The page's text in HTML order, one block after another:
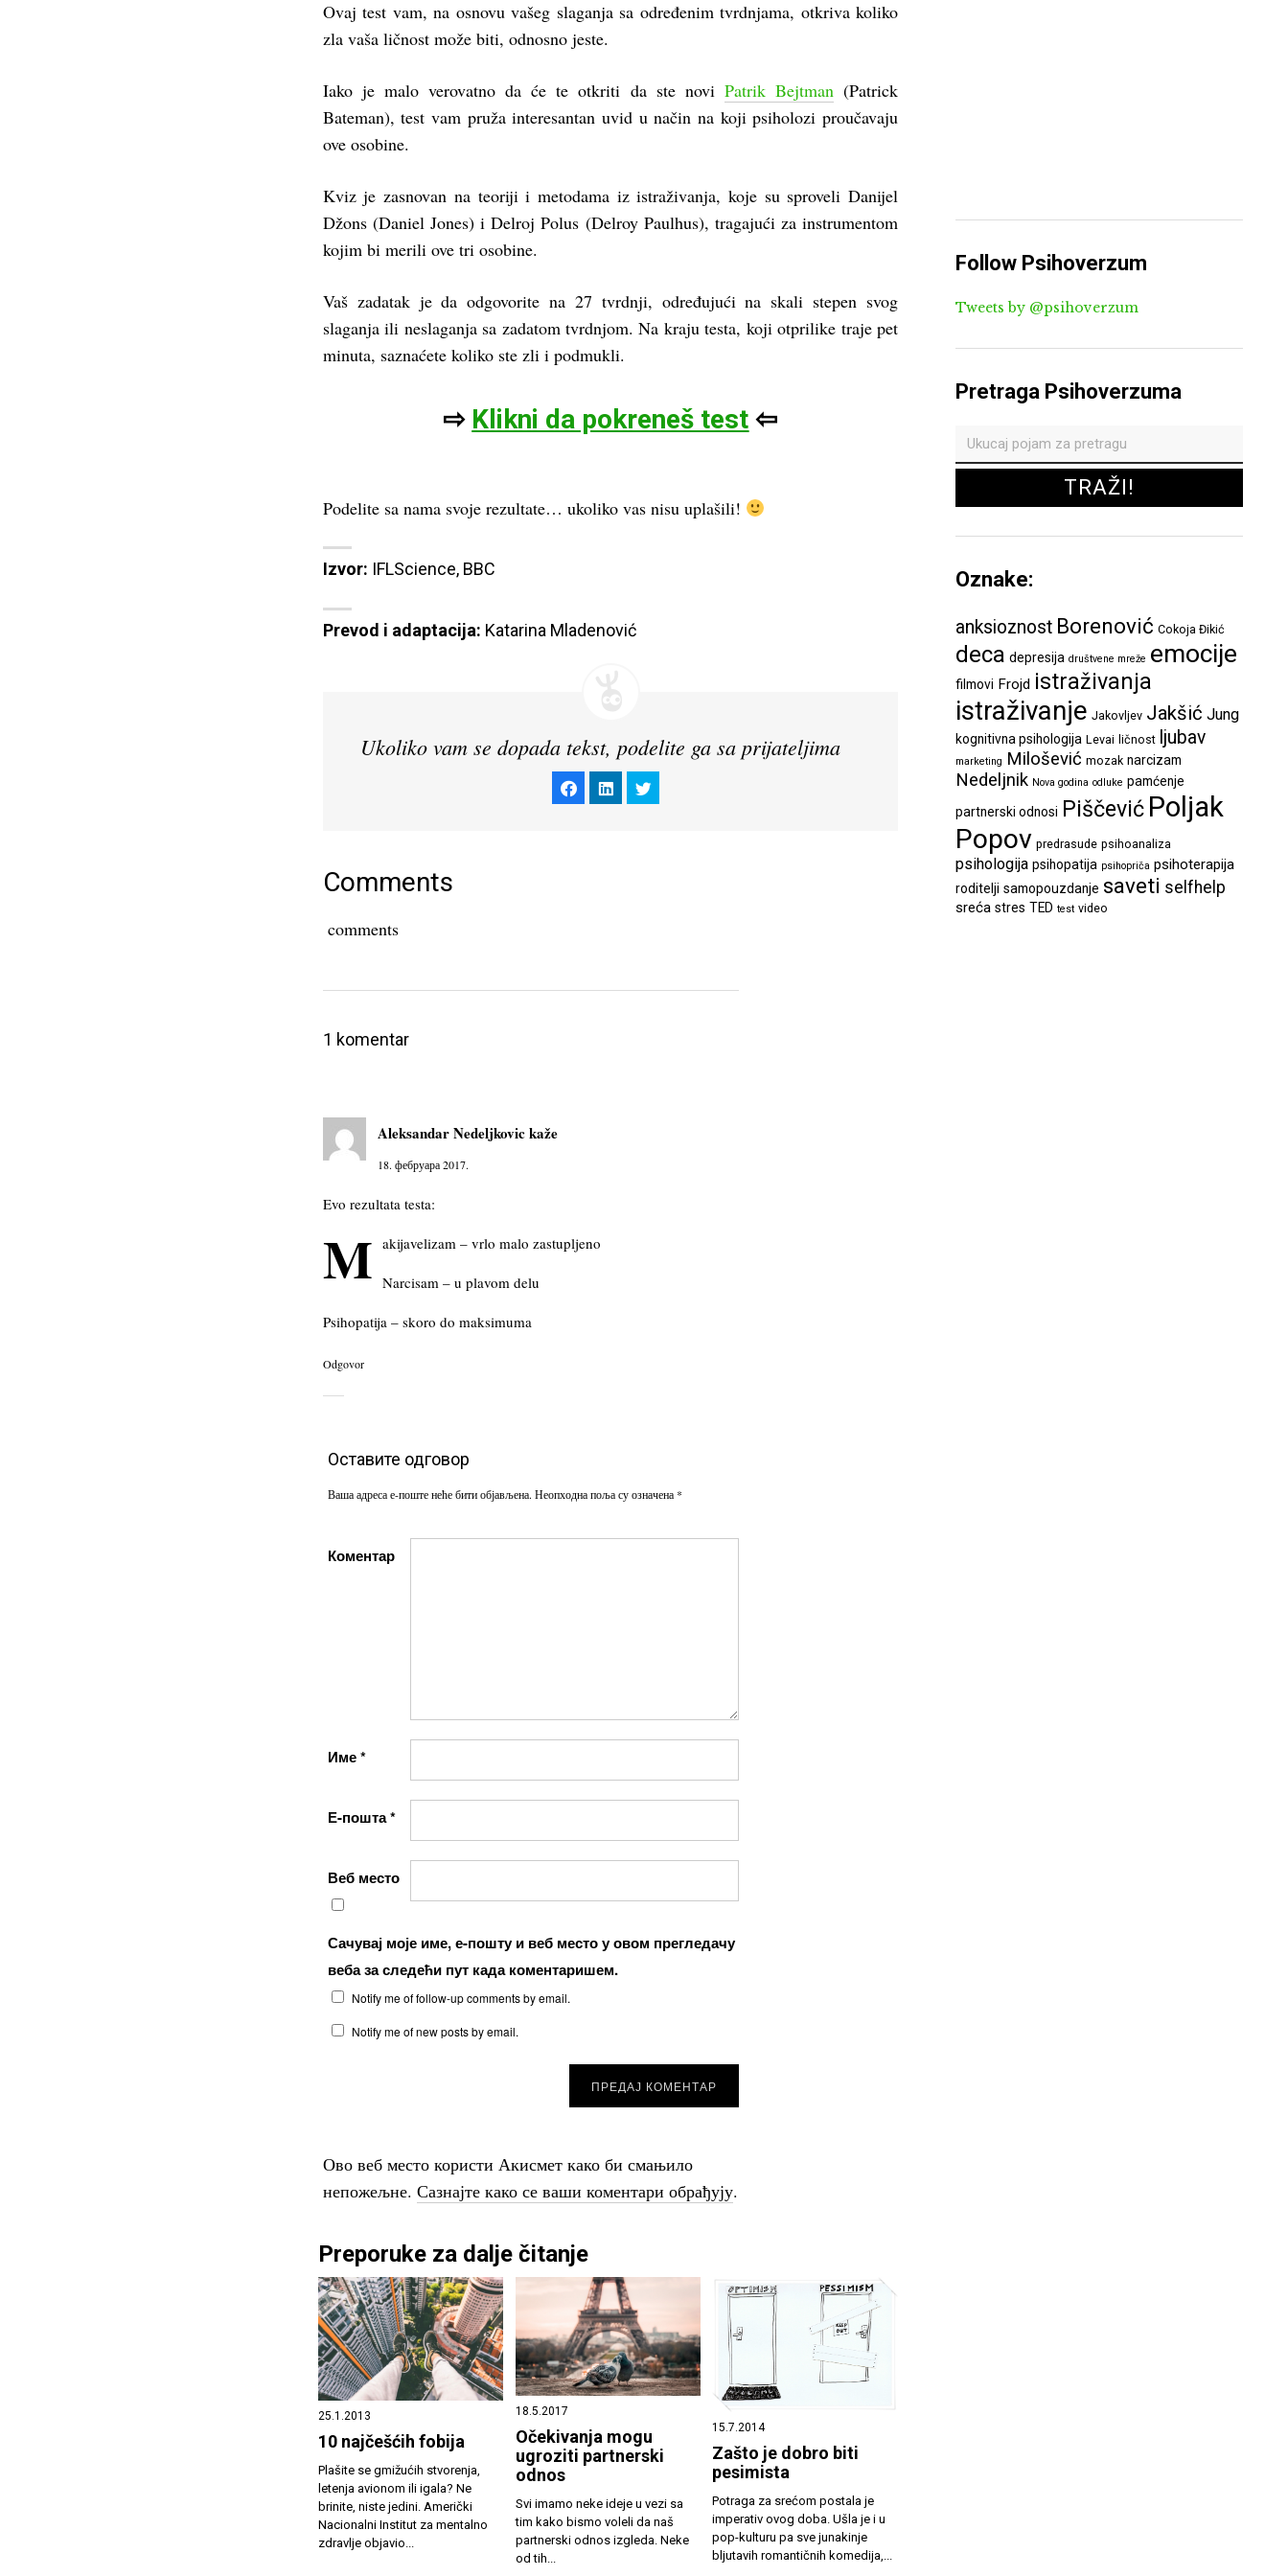
Ovaj test vam, na osnovu vašeg slaganja sa određenim tvrdnjama, otkriva koliko
zla vaša ličnost može biti, odnosno jeste.
Iako je malo verovatno da će te otkriti da ste novi Patrik Bejtman(Patrick
Bateman), test vam pruža interesantan uvid u način na koji psiholozi proučavaju
ove osobine.
Kviz je zasnovan na teoriji i metodama iz istraživanja, koje su sproveli Danijel
Džons (Daniel Jones) i Delroj Polus (Delroy Paulhus), tragajući za instrumentom
kojim bi merili ove tri osobine.
Vaš zadatak je da odgovorite na 27 tvrdnji, određujući na skali stepen svog
slaganja ili neslaganja sa zadatom tvrdnjom. Na kraju testa, koji otprilike traje pet
minuta, saznaćete koliko ste zli i podmukli.
⇨ Klikni da pokreneš test ⇦
Podelite sa nama svoje rezultate… ukoliko vas nisu uplašili!
Izvor: IFLScience, BBC
Prevod i adaptacija: Katarina Mladenović
Ukoliko vam se dopada tekst, podelite ga sa prijateljima
Click
share share share
Comments
comments
1 komentar
Aleksandar Nedeljkovickaže
18. фебруара 2017.
Evo rezultata testa:
M akijavelizam – vrlo malo zastupljeno
Narcisam – u plavom delu
Psihopatija – skoro do maksimuma
Odgovor
Оставите одговор
Ваша адреса е-поште неће бити објављена. Неопходна поља су означена *
Коментар
Име*
Е-пошта*
Веб место
Сачувај моје име, е-пошту и веб место у овом прегледачу
веба за следећи пут када коментаришем.
Notify me of follow-up comments by email.
Notify me of new posts by email.
Ово веб место користи Акисмет како би смањило
непожељне. Сазнајте како се ваши коментари обрађују.
Preporuke za dalje čitanje
25.1.2013
10 najčešćih fobija
Plašite se gmižućih stvorenja,
letenja avionom ili igala? Ne
brinite, niste jedini. Američki
Nacionalni Institut za mentalno
zdravlje objavio...
18.5.2017
Očekivanja mogu
ugroziti partnerski
odnos
Svi imamo neke ideje u vezi sa
tim kako bismo voleli da naš
partnerski odnos izgleda. Neke
od tih...
15.7.2014
Zašto je dobro biti
pesimista
Potraga za srećom postala je
imperativ ovog doba. Ušla je i u
pop-kulturu pa sve junakinje
bljutavih romantičnih komedija,...
Follow Psihoverzum
Tweets by @psihoverzum
Pretraga Psihoverzuma
Oznake:
anksioznost Borenović Cokoja Đikić
deca depresija društvene mreže emocije
filmovi Frojd istraživanja
istraživanje Jakovljev Jakšić Jung
kognitivna psihologija Levai ličnost ljubav
marketing Milošević mozak narcizam
Nedeljnik Nova godina odluke pamćenje
partnerski odnosi Piščević Poljak
Popov predrasude psihoanaliza
psihologija psihopatija psihopriča psihoterapija
roditelji samopouzdanje saveti selfhelp
sreća stres TED test video